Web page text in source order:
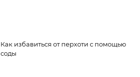
Как избавиться от перхоти с помощью
соды